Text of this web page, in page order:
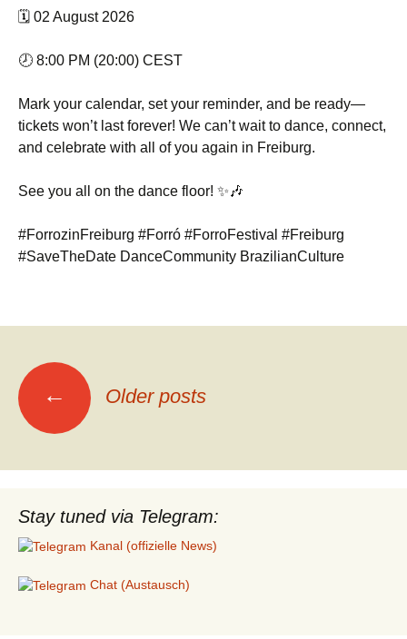
🗓️ 02 August 2026
🕗 8:00 PM (20:00) CEST
Mark your calendar, set your reminder, and be ready—
tickets won’t last forever! We can’t wait to dance, connect,
and celebrate with all of you again in Freiburg.
See you all on the dance floor! ✨🎶
#ForrozinFreiburg #Forró #ForroFestival #Freiburg
#SaveTheDate DanceCommunity BrazilianCulture
Posts
navigation
← Older posts
Stay tuned via Telegram:
Kanal (offizielle News)
Chat (Austausch)